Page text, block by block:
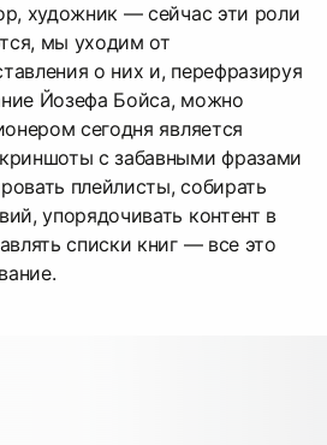
художник — сейчас эти роли
мы уходим от
о них и, перефразируя
Йозефа Бойса, можно
сегодня является
с забавными фразами
плейлисты, собирать
упорядочивать контент в
списки книг — все это